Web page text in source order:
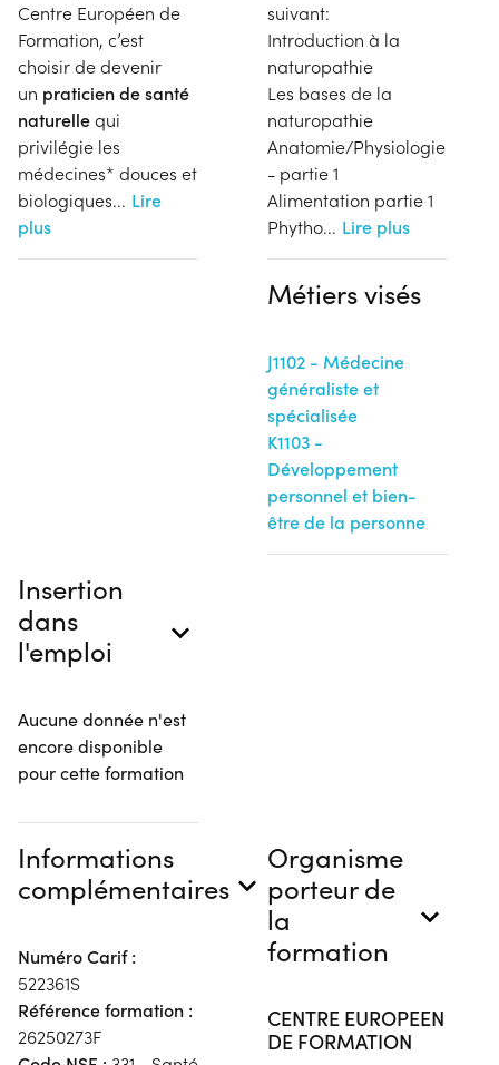
Centre Européen de
Formation, c’est
choisir de devenir
un praticien de santé
naturellequi
privilégie les
médecines* douces et
biologiques... Lire
plus
suivant:
Introduction à la
naturopathie
Les bases de la
naturopathie
Anatomie/Physiologie
- partie 1
Alimentation partie 1
Phytho... Lire plus
Métiers visés
J1102 - Médecine
généraliste et
spécialisée
K1103 -
Développement
personnel et bien-
être de la personne
Insertion
dans
l'emploi
Aucune donnée n'est
encore disponible
pour cette formation
Informations
complémentaires
Numéro Carif :
522361S
Référence formation :
26250273F
Organisme
porteur de
la
formation
CENTRE EUROPEEN
DE FORMATION